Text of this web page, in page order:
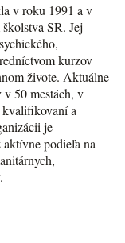
v roku 1991 a v
SR. Jej
kurzov
živote. Aktuálne
50 mestách, v
a
je
podieľa na